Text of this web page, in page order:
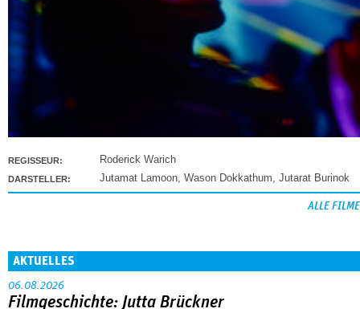
REGISSEUR: Roderick Warich
DARSTELLER: Jutamat Lamoon, Wason Dokkathum, Jutarat Burinok
ALLE FILME
AKTUELLES
06.08.2026
Filmgeschichte: Jutta Brückner